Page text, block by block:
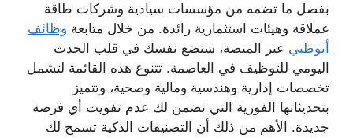
بفضل ما تضمه من مؤسسات سيادية وشركات طاقة
عملاقة وهيئات استثمارية رائدة. من خلال متابعة وظائف
أبوظبي عبر المنصة، ستضع نفسك في قلب الحدث
اليومي للتوظيف في العاصمة. تتنوع هذه القائمة لتشمل
تخصصات إدارية وهندسية ومالية وصحية، وتتميز
بتحديثاتها الفورية التي تضمن لك عدم تفويت أي فرصة
جديدة. الأهم من ذلك أن التصنيفات الذكية تسمح لك